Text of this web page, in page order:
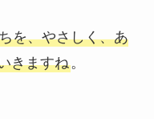
を、やさしく、あ
きますね。